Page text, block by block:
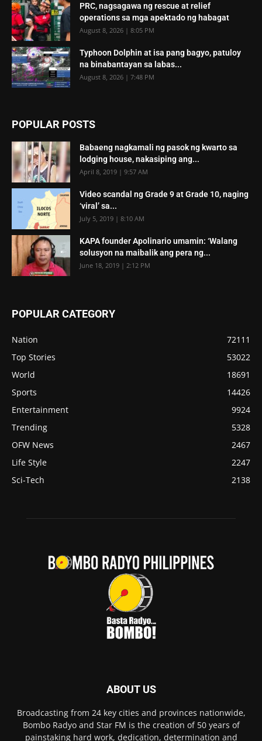
PRC, nagsagawa ng rescue at relief
operations sa mga apektado ng habagat
August 8, 2026 | 8:05 PM
Typhoon Dolphin at isa pang bagyo, patuloy
na binabantayan sa labas...
August 8, 2026 | 7:48 PM
POPULAR POSTS
Babaeng nagkamali ng pasok ng kwarto sa
lodging house, nakasiping ang...
April 8, 2019 | 9:57 AM
Video scandal ng Grade 9 at Grade 10, naging
‘viral’ sa...
July 5, 2019 | 8:10 AM
KAPA founder Apolinario umamin: ‘Walang
solusyon na maibalik ang pera ng...
June 18, 2019 | 2:12 PM
POPULAR CATEGORY
Nation
72111
Top Stories
53022
World
18691
Sports
14426
Entertainment
9924
Trending
5328
OFW News
2467
Life Style
2247
Sci-Tech
2138
ABOUT US
Broadcasting from 24 key cities and provinces nationwide,
Bombo Radyo and Star FM is the creation of 50 years of
painstaking hard work, dedication, determination and